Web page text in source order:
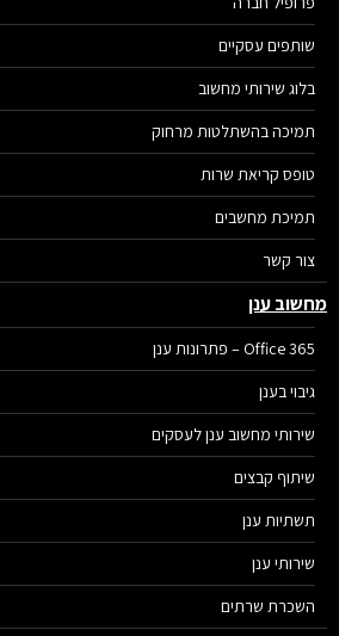
שותפים עסקיים
בלוג שירותי מחשוב
תמיכה בהשתלטות מרחוק
טופס קריאת שרות
תמיכת מחשבים
צור קשר
ענן
Office 365 – פתרונות ענן
גיבוי בענן
שירותי מחשוב ענן לעסקים
שיתוף קבצים
תשתיות ענן
שירותי ענן
השכרת שרתים